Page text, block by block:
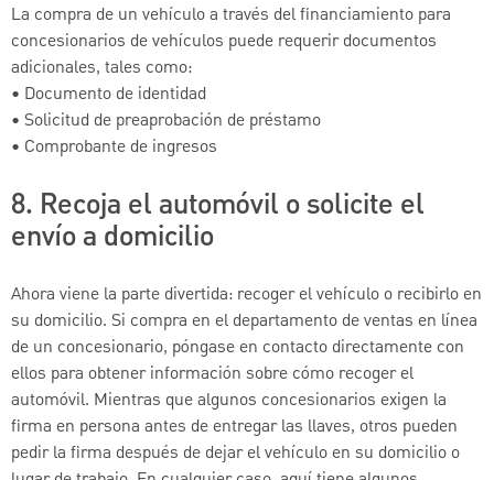
La compra de un vehículo a través del financiamiento para
concesionarios de vehículos puede requerir documentos
adicionales, tales como:
• Documento de identidad
• Solicitud de preaprobación de préstamo
• Comprobante de ingresos
8. Recoja el automóvil o solicite el
envío a domicilio
Ahora viene la parte divertida: recoger el vehículo o recibirlo en
su domicilio. Si compra en el departamento de ventas en línea
de un concesionario, póngase en contacto directamente con
ellos para obtener información sobre cómo recoger el
automóvil. Mientras que algunos concesionarios exigen la
firma en persona antes de entregar las llaves, otros pueden
pedir la firma después de dejar el vehículo en su domicilio o